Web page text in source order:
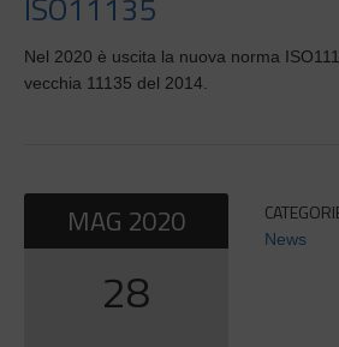
Nel 2020 è uscita la nuova norma
vecchia 11135 del 2014.
MAG 2020
28
News